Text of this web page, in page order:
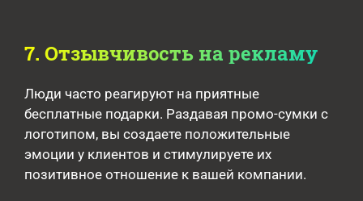
7. Отзывчивость на рекламу
Люди часто реагируют на приятные
бесплатные подарки. Раздавая промо-сумки с
логотипом, вы создаете положительные
эмоции у клиентов и стимулируете их
позитивное отношение к вашей компании.